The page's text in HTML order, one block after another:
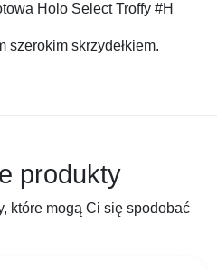
Holo Select Troffy #H
szerokim skrzydełkiem.
produkty
które mogą Ci się spodobać